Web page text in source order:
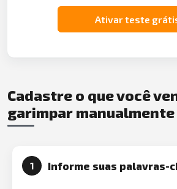
Ativar teste
Cadastre o que você
garimpar manualmente
1 Informe suas palavras-